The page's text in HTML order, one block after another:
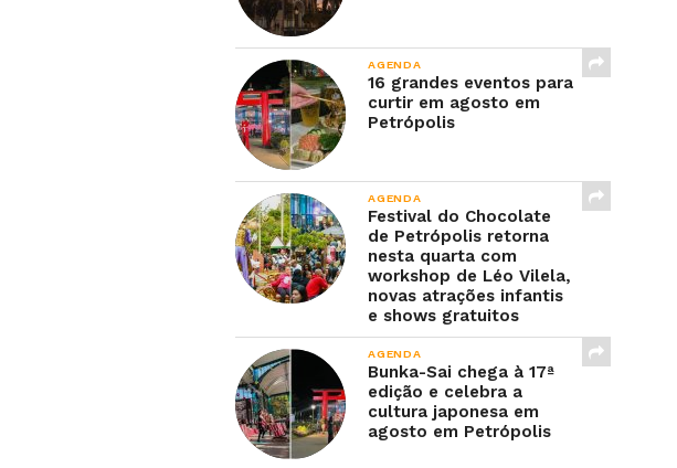
AGENDA
16 grandes eventos para
curtir em agosto em
Petrópolis
AGENDA
Festival do Chocolate
de Petrópolis retorna
nesta quarta com
workshop de Léo Vilela,
novas atrações infantis
e shows gratuitos
AGENDA
Bunka-Sai chega à 17ª
edição e celebra a
cultura japonesa em
agosto em Petrópolis